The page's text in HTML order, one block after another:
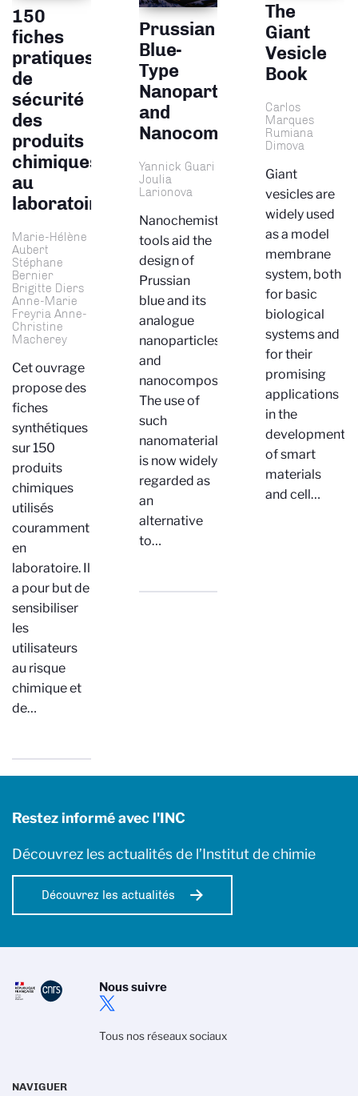
150
fiches
pratiques
de
sécurité
des
produits
chimiques
au
laboratoire
Marie-Hélène
Aubert
Stéphane
Bernier
Brigitte Diers
Anne-Marie
Freyria Anne-
Christine
Macherey
Cet ouvrage
propose des
fiches
synthétiques
sur 150
produits
chimiques
utilisés
couramment
en
laboratoire. Il
a pour but de
sensibiliser
les
utilisateurs
au risque
chimique et
de…
Prussian
Blue-
Type
Nanoparticles
and
Nanocomposites
Yannick Guari
Joulia
Larionova
Nanochemistry
tools aid the
design of
Prussian
blue and its
analogue
nanoparticles
and
nanocomposites.
The use of
such
nanomaterials
is now widely
regarded as
an
alternative
to…
The
Giant
Vesicle
Book
Carlos
Marques
Rumiana
Dimova
Giant
vesicles are
widely used
as a model
membrane
system, both
for basic
biological
systems and
for their
promising
applications
in the
development
of smart
materials
and cell…
Restez informé avec l'INC
Découvrez les actualités de l’Institut de chimie
Découvrez les actualités
Nous suivre
Tous nos réseaux sociaux
NAVIGUER